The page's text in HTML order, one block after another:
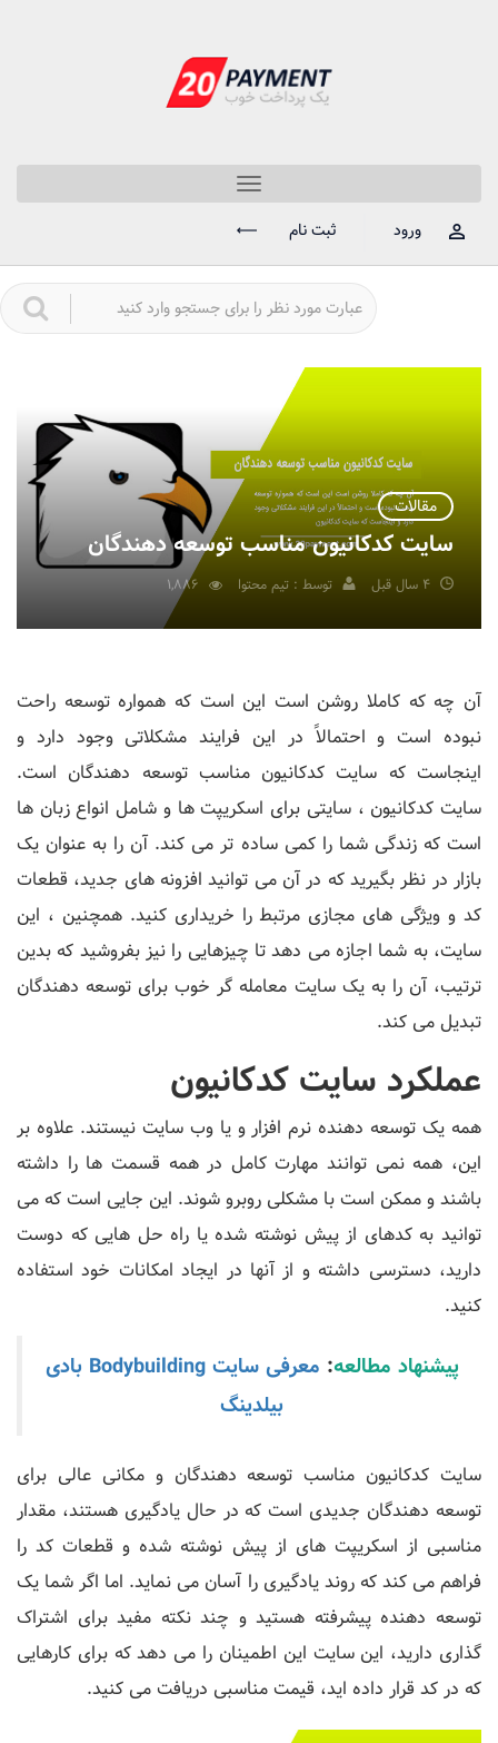
Toggle
navigation
ورود
ثبت نام
مقالات
سایت کدکانیون مناسب توسعه دهندگان
4 سال قبل توسط : تیم محتوا
آن چه که کاملا روشن است این است که همواره توسعه راحت
نبوده است و احتمالاً در این فرایند مشکلاتی وجود دارد و
اینجاست که سایت کدکانیون مناسب توسعه دهندگان است.
سایت کدکانیون ، سایتی برای اسکریپت ها و شامل انواع زبان ها
است که زندگی شما را کمی ساده تر می کند. آن را به عنوان یک
بازار در نظر بگیرید که در آن می توانید افزونه های جدید، قطعات
کد و ویژگی های مجازی مرتبط را خریداری کنید. همچنین ، این
سایت، به شما اجازه می دهد تا چیزهایی را نیز بفروشید که بدین
ترتیب، آن را به یک سایت معامله گر خوب برای توسعه دهندگان
تبدیل می کند.
عملکرد سایت کدکانیون
همه یک توسعه دهنده نرم افزار و یا وب سایت نیستند. علاوه بر
این، همه نمی توانند مهارت کامل در همه قسمت ها را داشته
باشند و ممکن است با مشکلی روبرو شوند. این جایی است که می
توانید به کدهای از پیش نوشته شده یا راه حل هایی که دوست
دارید، دسترسی داشته و از آنها در ایجاد امکانات خود استفاده
کنید.
پیشنهاد مطالعه:
معرفی سایت Bodybuilding بادی
بیلدینگ
سایت کدکانیون مناسب توسعه دهندگان و مکانی عالی برای
توسعه دهندگان جدیدی است که در حال یادگیری هستند، مقدار
مناسبی از اسکریپت های از پیش نوشته شده و قطعات کد را
فراهم می کند که روند یادگیری را آسان می نماید. اما اگر شما یک
توسعه دهنده پیشرفته هستید و چند نکته مفید برای اشتراک
گذاری دارید، این سایت این اطمینان را می دهد که برای کارهایی
که در کد قرار داده اید، قیمت مناسبی دریافت می کنید.